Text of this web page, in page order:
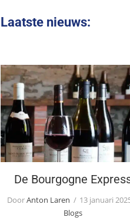
website
Laatste nieuws:
De Bourgogne Express
De Bourgogne
DoorAnton Laren
13 januari
Blogs